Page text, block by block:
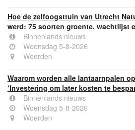
Hoe de zelfoogsttuin van Utrecht
werd: 75 soorten groente, wachtlijst
Binnenlands nieuws
Woensdag 5-8-2026
Woerden
Waarom worden alle lantaarnpalen
‘Investering om later kosten te
Binnenlands nieuws
Woensdag 5-8-2026
Woerden